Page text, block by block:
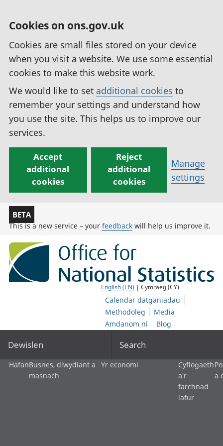
Cookies on ons.gov.uk
Cookies are small files stored on your device
when you visit a website. We use some essential
cookies to make this website work.
We would like to set additional cookies to
remember your settings and understand how
you use the site. This helps us to improve our
services.
Accept
additional
cookies
Reject
additional
cookies
Manage
settings
BETA
This is a new service – your feedback will help us improve it.
English (EN) | Cymraeg (CY)
Calendar datganiadau
Methodoleg
Media
Amdanom ni
Blog
Dewislen Search
HafanBusnes, diwydiant a
masnach
Yr economi
Cyflogaeth
a'r
farchnad
lafur
a